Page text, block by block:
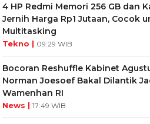
4 HP Redmi Memori 256 GB dan
Jernih Harga Rp1 Jutaan, Cocok
Multitasking
Tekno | 09:29 WIB
Bocoran Reshuffle Kabinet
Norman Joesoef Bakal Dilantik
Wamenhan RI
News | 17:49 WIB